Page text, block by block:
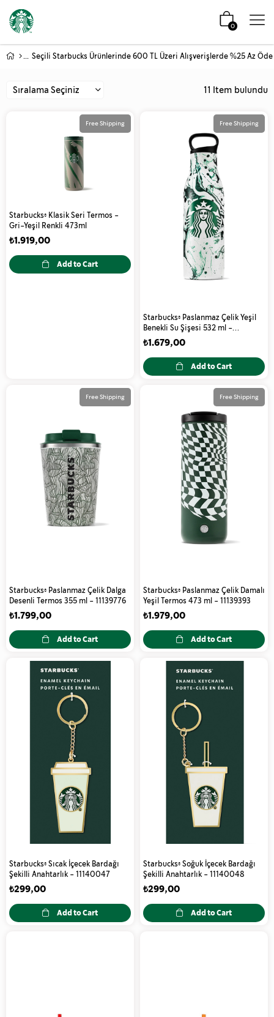
0
11 Item
Starbucks® Klasik Seri Termos -
Gri-Yeşil Renkli 473ml
₺1.919,00
Add to Cart
Free Shipping
Starbucks® Paslanmaz Çelik Yeşil
Benekli Su Şişesi 532 ml -
11139803
₺1.679,00
Add to Cart
Free Shipping
Starbucks® Paslanmaz Çelik Dalga
Desenli Termos 355 ml - 11139776
₺1.799,00
Add to Cart
Free Shipping
Starbucks® Paslanmaz Çelik Damalı
Yeşil Termos 473 ml - 11139393
₺1.979,00
Add to Cart
Free Shipping
Starbucks® Sıcak İçecek Bardağı
Şekilli Anahtarlık - 11140047
₺299,00
Add to Cart
Starbucks® Soğuk İçecek Bardağı
Şekilli Anahtarlık - 11140048
₺299,00
Add to Cart